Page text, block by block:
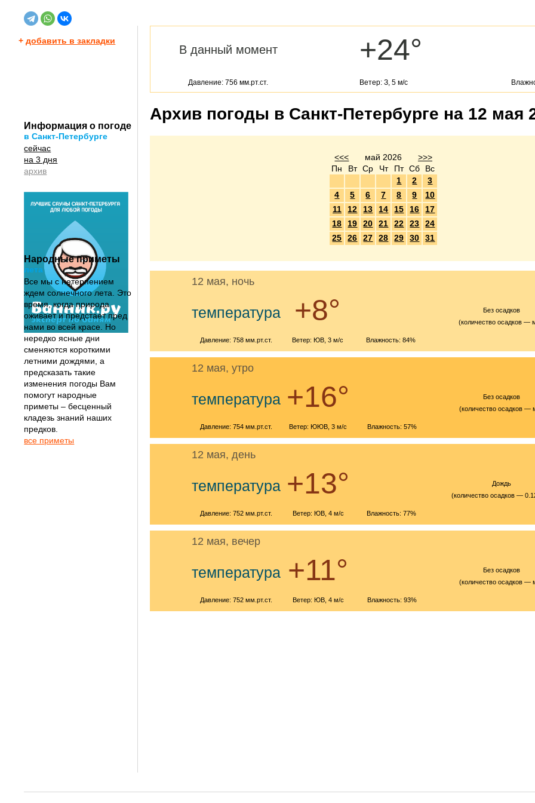
+добавить в закладки
Информация о погоде
в Санкт-Петербурге
сейчас
на 3 дня
архив
Народные приметы
лета
Все мы с нетерпением
ждем солнечного лета. Это
время, когда природа
оживает и предстает пред
нами во всей красе. Но
нередко ясные дни
сменяются короткими
летними дождями, а
предсказать такие
изменения погоды Вам
помогут народные
приметы – бесценный
кладезь знаний наших
предков.
все приметы
В данный момент +24°
Давление: 756 мм.рт.ст. Ветер: З, 5 м/с
Архив погоды в Санкт-Петербурге на 12 мая
<<< май 2026
>>>
Пн
Вт Ср Чт Пт Сб
Вс
1
2
3
4
5 6 7 8 9
10
11
12 13 14 15 16
17
18
19 20 21 22 23
24
25
26 27 28 29 30 31
12 мая, ночь
температура +8°
Без осадков
(количество осадков —
Давление: 758 мм.рт.ст. Ветер: ЮВ, 3 м/с Влажность: 84%
12 мая, утро
температура +16°
Без осадков
(количество осадков —
Давление: 754 мм.рт.ст. Ветер: ЮЮВ, 3 м/с Влажность: 57%
12 мая, день
температура +13°
Дождь
(количество осадков —
Давление: 752 мм.рт.ст. Ветер: ЮВ, 4 м/с Влажность: 77%
12 мая, вечер
температура +11°
Без осадков
(количество осадков —
Давление: 752 мм.рт.ст. Ветер: ЮВ, 4 м/с Влажность: 93%